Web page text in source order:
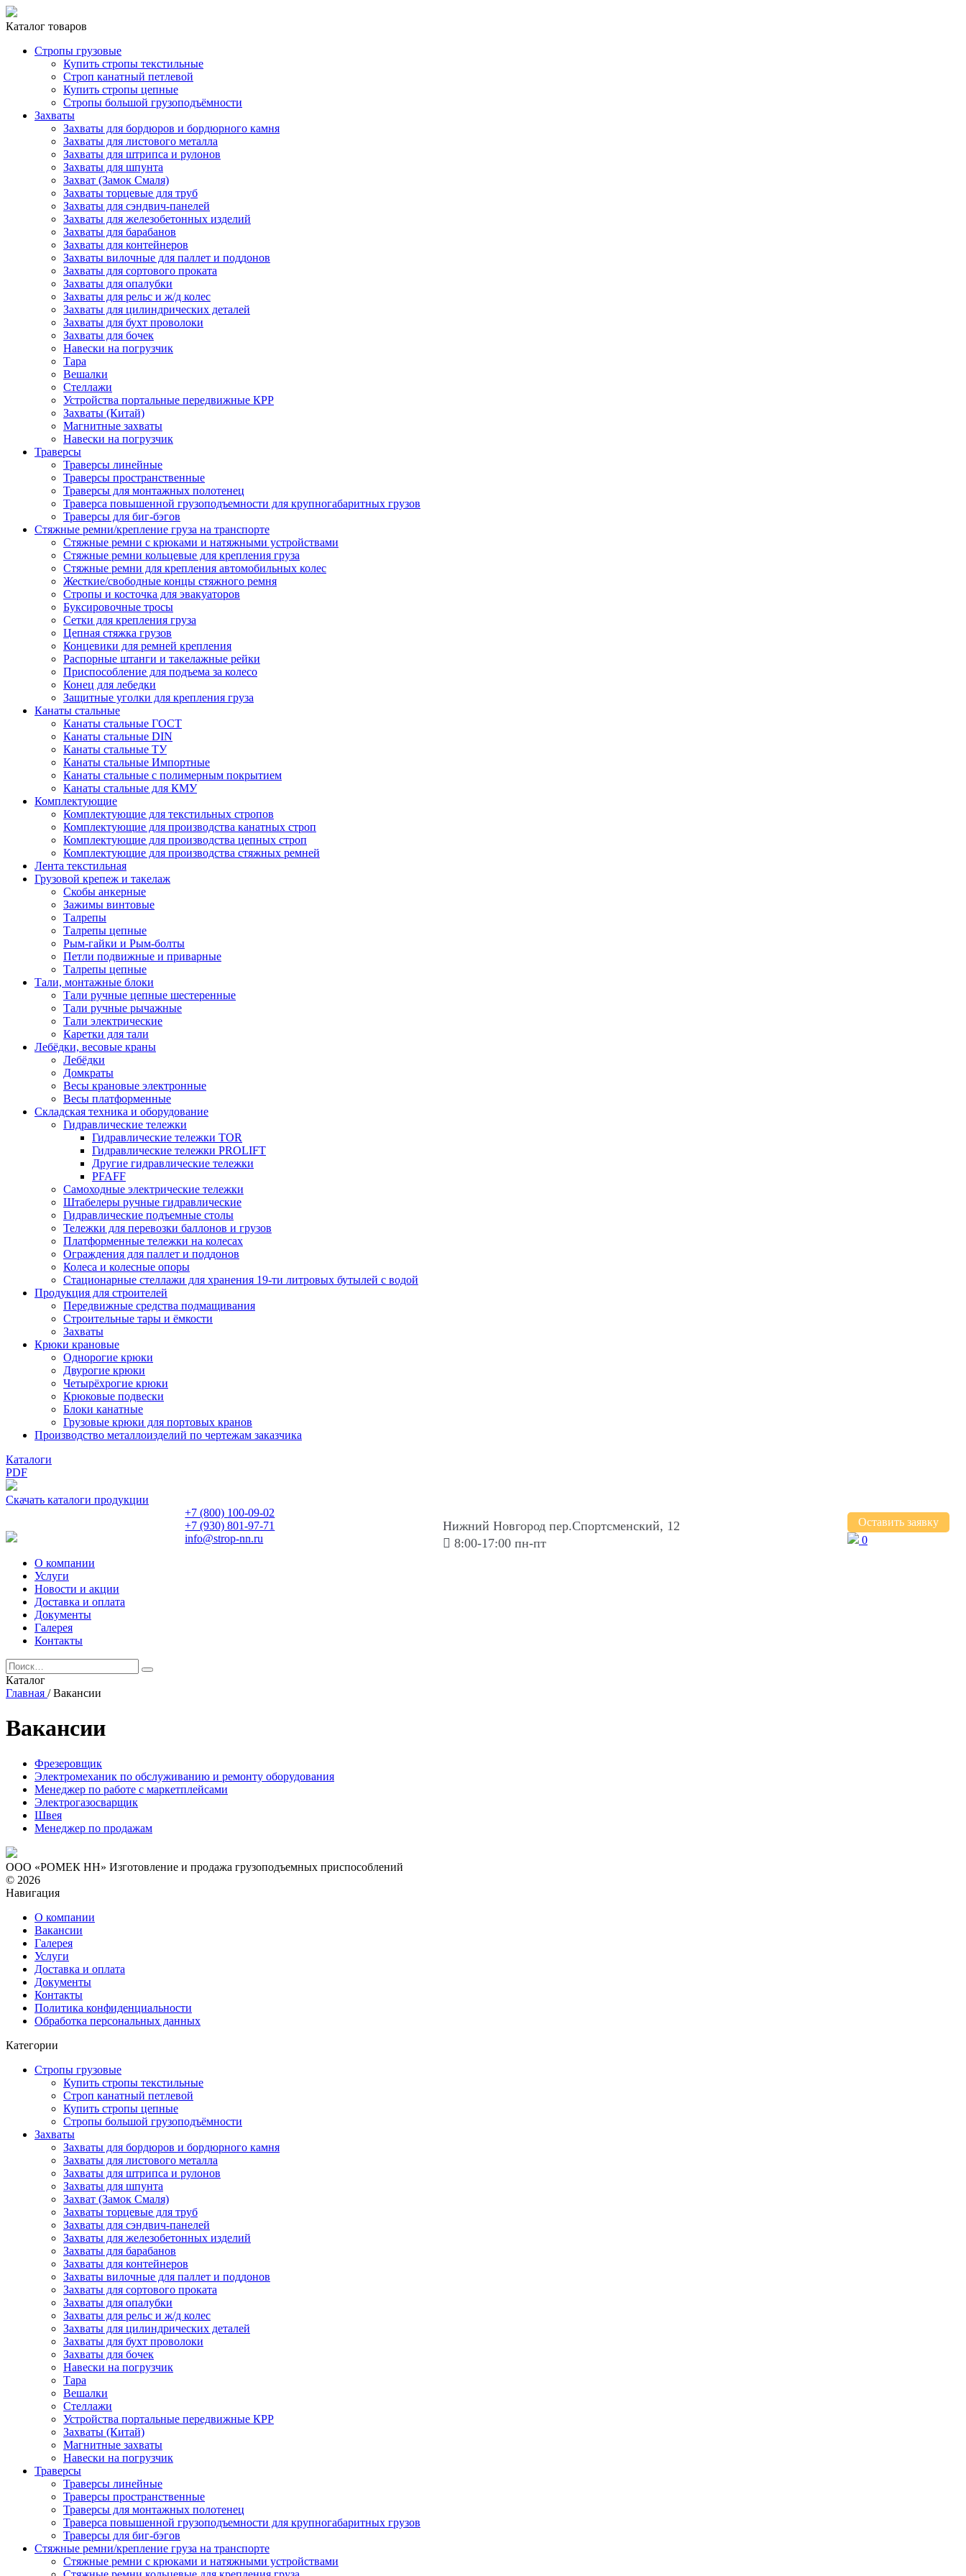
Каталог товаров
Стропы грузовые
Купить стропы текстильные
Строп канатный петлевой
Купить стропы цепные
Стропы большой грузоподъёмности
Захваты
Захваты для бордюров и бордюрного камня
Захваты для листового металла
Захваты для штрипса и рулонов
Захваты для шпунта
Захват (Замок Смаля)
Захваты торцевые для труб
Захваты для сэндвич-панелей
Захваты для железобетонных изделий
Захваты для барабанов
Захваты для контейнеров
Захваты вилочные для паллет и поддонов
Захваты для сортового проката
Захваты для опалубки
Захваты для рельс и ж/д колес
Захваты для цилиндрических деталей
Захваты для бухт проволоки
Захваты для бочек
Навески на погрузчик
Тара
Вешалки
Стеллажи
Устройства портальные передвижные КРР
Захваты (Китай)
Магнитные захваты
Навески на погрузчик
Траверсы
Траверсы линейные
Траверсы пространственные
Траверсы для монтажных полотенец
Траверса повышенной грузоподъемности для крупногабаритных грузов
Траверсы для биг-бэгов
Стяжные ремни/крепление груза на транспорте
Стяжные ремни с крюками и натяжными устройствами
Стяжные ремни кольцевые для крепления груза
Стяжные ремни для крепления автомобильных колес
Жесткие/свободные концы стяжного ремня
Стропы и косточка для эвакуаторов
Буксировочные тросы
Сетки для крепления груза
Цепная стяжка грузов
Концевики для ремней крепления
Распорные штанги и такелажные рейки
Приспособление для подъема за колесо
Конец для лебедки
Защитные уголки для крепления груза
Канаты стальные
Канаты стальные ГОСТ
Канаты стальные DIN
Канаты стальные ТУ
Канаты стальные Импортные
Канаты стальные с полимерным покрытием
Канаты стальные для КМУ
Комплектующие
Комплектующие для текстильных стропов
Комплектующие для производства канатных строп
Комплектующие для производства цепных строп
Комплектующие для производства стяжных ремней
Лента текстильная
Грузовой крепеж и такелаж
Скобы анкерные
Зажимы винтовые
Талрепы
Талрепы цепные
Рым-гайки и Рым-болты
Петли подвижные и приварные
Талрепы цепные
Тали, монтажные блоки
Тали ручные цепные шестеренные
Тали ручные рычажные
Тали электрические
Каретки для тали
Лебёдки, весовые краны
Лебёдки
Домкраты
Весы крановые электронные
Весы платформенные
Складская техника и оборудование
Гидравлические тележки
Гидравлические тележки TOR
Гидравлические тележки PROLIFT
Другие гидравлические тележки
PFAFF
Самоходные электрические тележки
Штабелеры ручные гидравлические
Гидравлические подъемные столы
Тележки для перевозки баллонов и грузов
Платформенные тележки на колесах
Ограждения для паллет и поддонов
Колеса и колесные опоры
Стационарные стеллажи для хранения 19-ти литровых бутылей с водой
Продукция для строителей
Передвижные средства подмащивания
Строительные тары и ёмкости
Захваты
Крюки крановые
Однорогие крюки
Двурогие крюки
Четырёхрогие крюки
Крюковые подвески
Блоки канатные
Грузовые крюки для портовых кранов
Производство металлоизделий по чертежам заказчика
Каталоги
PDF
Скачать каталоги продукции
+7 (800) 100-09-02
+7 (930)801-97-71
info@strop-nn.ru
Нижний Новгород пер.Спортсменский, 12
8:00-17:00 пн-пт
Оставить заявку
0
О компании
Услуги
Новости и акции
Доставка и оплата
Документы
Галерея
Контакты
Каталог
Главная / Вакансии
Вакансии
Фрезеровщик
Электромеханик по обслуживанию и ремонту оборудования
Менеджер по работе с маркетплейсами
Электрогазосварщик
Швея
Менеджер по продажам
ООО «РОМЕК НН» Изготовление и продажа грузоподъемных приспособлений
© 2026
Навигация
О компании
Вакансии
Галерея
Услуги
Доставка и оплата
Документы
Контакты
Политика конфиденциальности
Обработка персональных данных
Категории
Стропы грузовые
Купить стропы текстильные
Строп канатный петлевой
Купить стропы цепные
Стропы большой грузоподъёмности
Захваты
Захваты для бордюров и бордюрного камня
Захваты для листового металла
Захваты для штрипса и рулонов
Захваты для шпунта
Захват (Замок Смаля)
Захваты торцевые для труб
Захваты для сэндвич-панелей
Захваты для железобетонных изделий
Захваты для барабанов
Захваты для контейнеров
Захваты вилочные для паллет и поддонов
Захваты для сортового проката
Захваты для опалубки
Захваты для рельс и ж/д колес
Захваты для цилиндрических деталей
Захваты для бухт проволоки
Захваты для бочек
Навески на погрузчик
Тара
Вешалки
Стеллажи
Устройства портальные передвижные КРР
Захваты (Китай)
Магнитные захваты
Навески на погрузчик
Траверсы
Траверсы линейные
Траверсы пространственные
Траверсы для монтажных полотенец
Траверса повышенной грузоподъемности для крупногабаритных грузов
Траверсы для биг-бэгов
Стяжные ремни/крепление груза на транспорте
Стяжные ремни с крюками и натяжными устройствами